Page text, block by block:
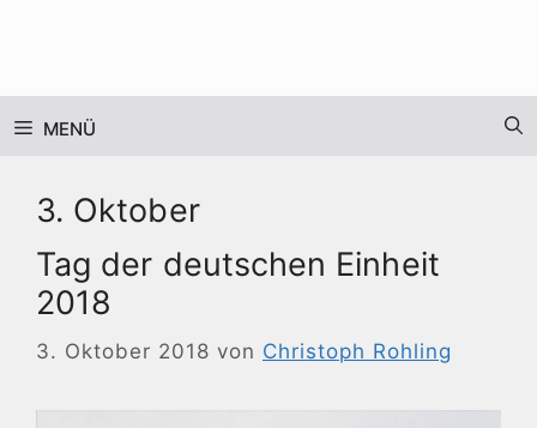
MENÜ
3. Oktober
Tag der deutschen Einheit
2018
3. Oktober 2018 von Christoph Rohling